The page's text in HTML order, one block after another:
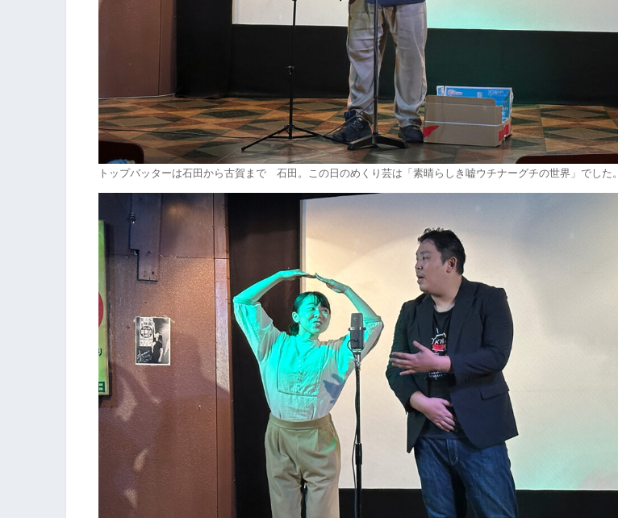
トップバッターは石田から古賀まで 石田。この日のめくり芸は「素晴らしき嘘ウチナーグチの世界」でした。